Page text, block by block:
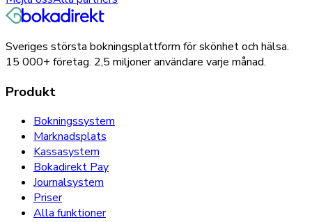
Sveriges största bokningsplattform för skönhet och hälsa.
15 000+ företag. 2,5 miljoneranvändare varje månad.
Produkt
Bokningssystem
Marknadsplats
Kassasystem
Bokadirekt Pay
Journalsystem
Priser
Alla funktioner